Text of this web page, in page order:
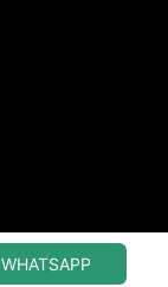
WHATSAPP